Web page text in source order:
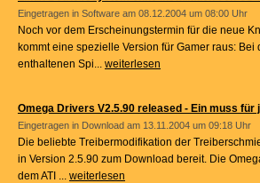
Eingetragen in Software am 08.12.2004 um 08:00 Uhr
Noch vor dem Erscheinungstermin für die neue
kommt eine spezielle Version für Gamer raus: Bei
enthaltenen Spi... weiterlesen
Omega Drivers V2.5.90 released - Ein muss für
Eingetragen in Download am 13.11.2004 um 09:18 Uhr
Die beliebte Treibermodifikation der
in Version 2.5.90 zum Download bereit. Die
dem ATI ... weiterlesen